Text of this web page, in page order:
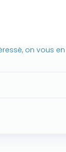
on vous en